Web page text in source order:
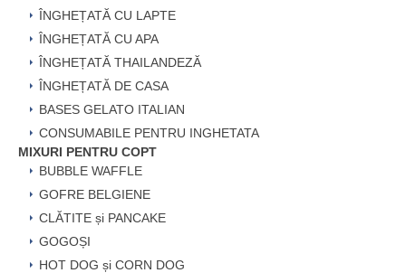
ÎNGHEȚATĂ CU LAPTE
ÎNGHEȚATĂ CU APA
ÎNGHEȚATĂ THAILANDEZĂ
ÎNGHEȚATĂ DE CASA
BASES GELATO ITALIAN
CONSUMABILE PENTRU INGHETATA
MIXURI PENTRU COPT
BUBBLE WAFFLE
GOFRE BELGIENE
CLĂTITE și PANCAKE
GOGOȘI
HOT DOG și CORN DOG